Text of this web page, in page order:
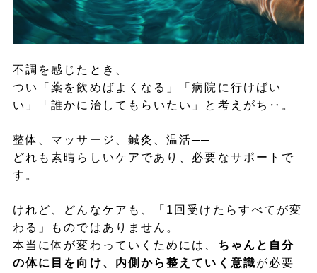
不調を感じたとき、
つい「薬を飲めばよくなる」「病院に行けばい
い」「誰かに治してもらいたい」と考えがち‥。
整体、マッサージ、鍼灸、温活──
どれも素晴らしいケアであり、必要なサポートで
す。
けれど、どんなケアも、「1回受けたらすべてが変
わる」ものではありません。
本当に体が変わっていくためには、 ちゃんと自分
の体に目を向け、内側から整えていく意識が必要